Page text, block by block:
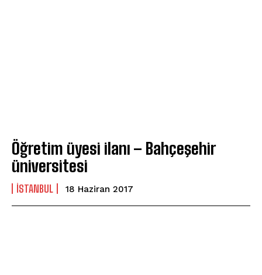
Öğretim üyesi ilanı – Bahçeşehir
üniversitesi
ISTANBUL 18 Haziran 2017